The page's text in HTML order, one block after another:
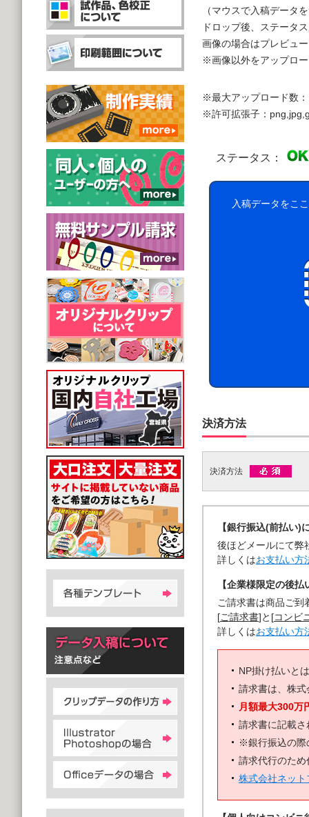
（マウスで入稿データ
ドロップ後、ステータ
画像の場合はプレビュ
※画像以外をアップロ
※最大アップロード数
※許可拡張子：
ステータス：
入稿データをこ
決済方法
決済方法
【銀行振込(前払い)
後ほどメールにて弊
詳しくはお支払い方
【企業様限定の後
ご請求書は商品ご到
[ご請求書]と[コンビ
詳しくはお支払い方
NP掛け払いと
請求書は、株
月額最大300万
請求書に記載
※銀行振込の際
請求代行のた
株式会社ネッ